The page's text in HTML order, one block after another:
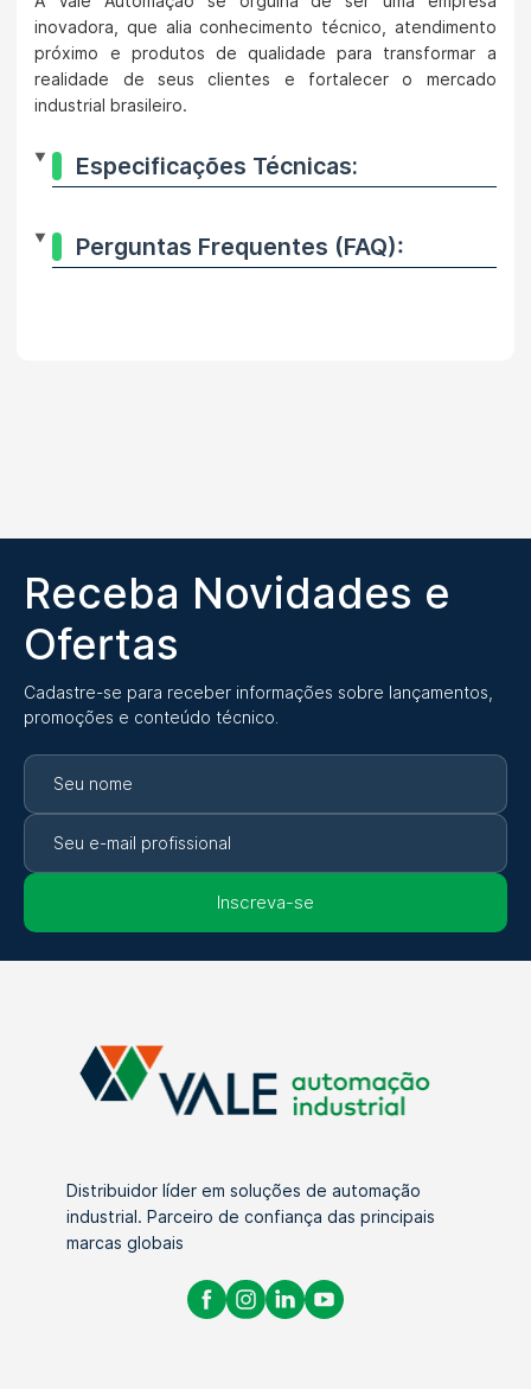
inovadora, que alia conhecimento técnico, atendimento
próximo e produtos de qualidade para transformar a
realidade de seus clientes e fortalecer o mercado
industrial brasileiro.
Especificações Técnicas:
Perguntas Frequentes (FAQ):
Receba Novidades e
Ofertas
Cadastre-se para receber informações sobre lançamentos,
promoções e conteúdo técnico.
Inscreva-se
Distribuidor líder em soluções de automação
industrial. Parceiro de confiança das principais
marcas globais